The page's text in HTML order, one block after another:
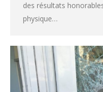
des résultats
physique…